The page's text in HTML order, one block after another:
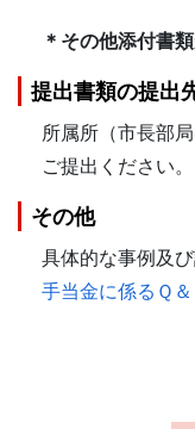
＊その他添付書
提出書類の提出
所属所（市長部
ご提出ください。
その他
具体的な事例及び
手当金に係るＱ＆